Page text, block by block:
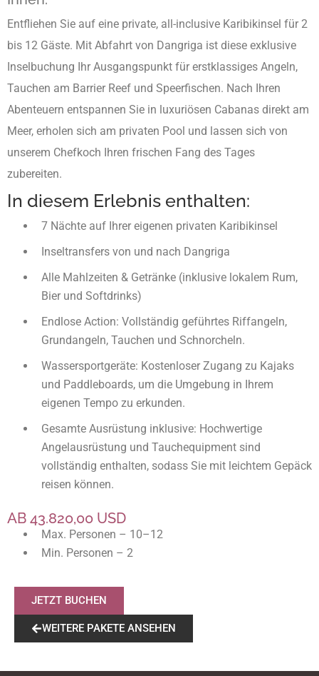
Entfliehen Sie auf eine private, all-inclusive Karibikinsel für 2
bis 12 Gäste. Mit Abfahrt von Dangriga ist diese exklusive
Inselbuchung Ihr Ausgangspunkt für erstklassiges Angeln,
Tauchen am Barrier Reef und Speerfischen. Nach Ihren
Abenteuern entspannen Sie in luxuriösen Cabanas direkt am
Meer, erholen sich am privaten Pool und lassen sich von
unserem Chefkoch Ihren frischen Fang des Tages
zubereiten.
In diesem Erlebnis enthalten:
7 Nächte auf Ihrer eigenen privaten Karibikinsel
Inseltransfers von und nach Dangriga
Alle Mahlzeiten & Getränke (inklusive lokalem Rum,
Bier und Softdrinks)
Endlose Action: Vollständig geführtes Riffangeln,
Grundangeln, Tauchen und Schnorcheln.
Wassersportgeräte: Kostenloser Zugang zu Kajaks
und Paddleboards, um die Umgebung in Ihrem
eigenen Tempo zu erkunden.
Gesamte Ausrüstung inklusive: Hochwertige
Angelausrüstung und Tauchequipment sind
vollständig enthalten, sodass Sie mit leichtem Gepäck
reisen können.
AB 43.820,00 USD
Max. Personen – 10–12
Min. Personen – 2
JETZT BUCHEN
WEITERE PAKETE ANSEHEN